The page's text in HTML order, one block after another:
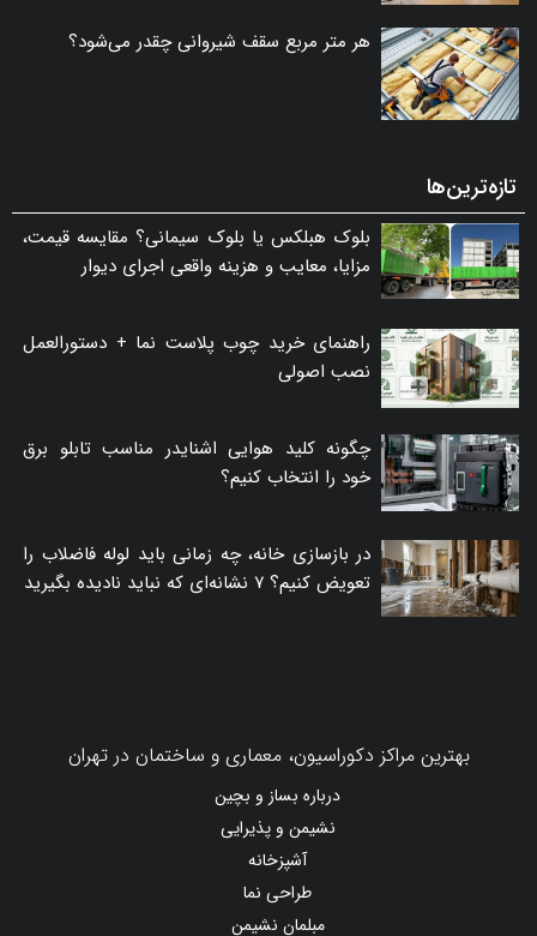
هر متر مربع سقف شیروانی چقدر می‌شود؟
تازه‌ترین‌ها
بلوک هبلکس یا بلوک سیمانی؟ مقایسه قیمت،
مزایا، معایب و هزینه واقعی اجرای دیوار
راهنمای خرید چوب پلاست نما + دستورالعمل
نصب اصولی
چگونه کلید هوایی اشنایدر مناسب تابلو برق
خود را انتخاب کنیم؟
در بازسازی خانه، چه زمانی باید لوله فاضلاب را
تعویض کنیم؟ ۷ نشانه‌ای که نباید نادیده بگیرید
بهترین مراکز دکوراسیون، معماری و ساختمان در تهران
درباره بساز و بچین
نشیمن و پذیرایی
آشپزخانه
طراحی نما
مبلمان نشیمن